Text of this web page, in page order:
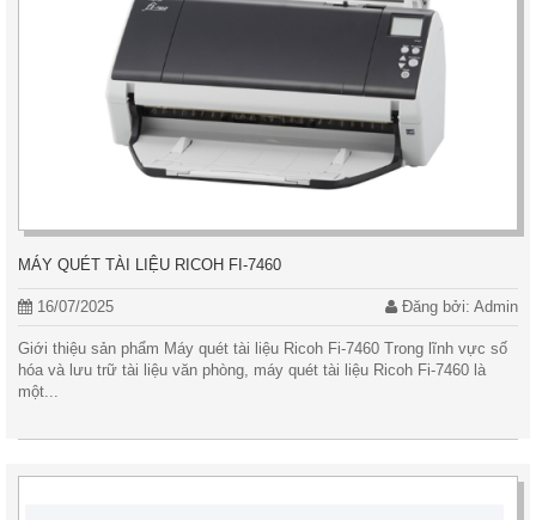
MÁY QUÉT TÀI LIỆU RICOH FI-7460
16/07/2025 Đăng bởi: Admin
Giới thiệu sản phẩm Máy quét tài liệu Ricoh Fi-7460 Trong lĩnh vực số
hóa và lưu trữ tài liệu văn phòng, máy quét tài liệu Ricoh Fi-7460 là
một...